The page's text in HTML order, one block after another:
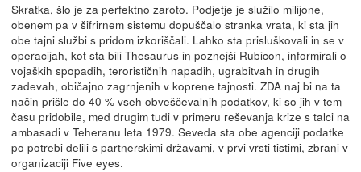
Skratka, šlo je za perfektno zaroto. Podjetje je služilo milijone,
obenem pa v šifrirnem sistemu dopuščalo stranka vrata, ki sta jih
obe tajni službi s pridom izkoriščali. Lahko sta prisluškovali in se v
operacijah, kot sta bili Thesaurus in poznejši Rubicon, informirali o
vojaških spopadih, terorističnih napadih, ugrabitvah in drugih
zadevah, običajno zagrnjenih v koprene tajnosti. ZDA naj bi na ta
način prišle do 40 % vseh obveščevalnih podatkov, ki so jih v tem
času pridobile, med drugim tudi v primeru reševanja krize s talci na
ambasadi v Teheranu leta 1979. Seveda sta obe agenciji podatke
po potrebi delili s partnerskimi državami, v prvi vrsti tistimi, zbrani v
organizaciji Five eyes.